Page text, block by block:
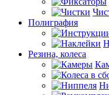
Полиграфия
Резина, колеса